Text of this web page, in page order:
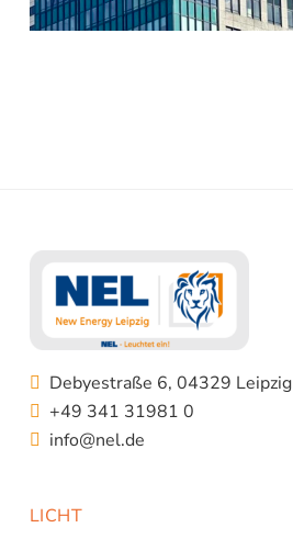
Debyestraße 6, 04329 Leipzig
+49 341 31981 0
info@nel.de
LICHT